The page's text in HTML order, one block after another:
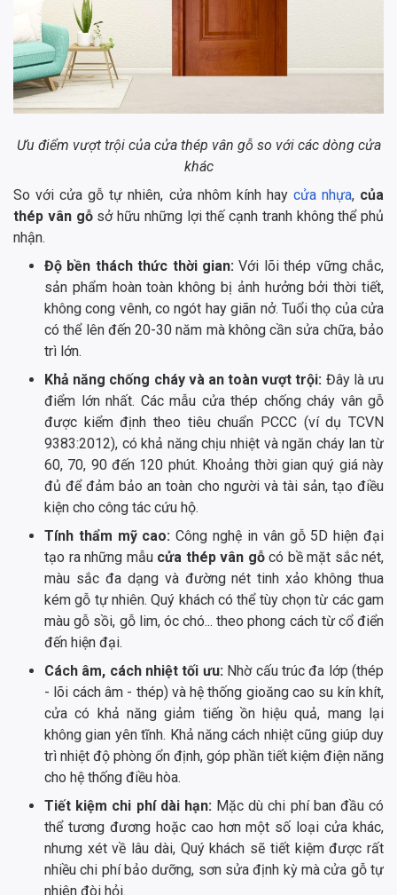
Ưu điểm vượt trội của cửa thép vân gỗ so với các dòng cửa
khác
So với cửa gỗ tự nhiên, cửa nhôm kính hay cửa nhựa, của
thép vân gỗsở hữu những lợi thế cạnh tranh không thể phủ
nhận.
Độ bền thách thức thời gian:Với lõi thép vững chắc,
sản phẩm hoàn toàn không bị ảnh hưởng bởi thời tiết,
không cong vênh, co ngót hay giãn nở. Tuổi thọ của cửa
có thể lên đến 20-30 năm mà không cần sửa chữa, bảo
trì lớn.
Khả năng chống cháy và an toàn vượt trội: Đây là ưu
điểm lớn nhất. Các mẫu cửa thép chống cháy vân gỗ
được kiểm định theo tiêu chuẩn PCCC (ví dụ TCVN
9383:2012), có khả năng chịu nhiệt và ngăn cháy lan từ
60, 70, 90 đến 120 phút. Khoảng thời gian quý giá này
đủ để đảm bảo an toàn cho người và tài sản, tạo điều
kiện cho công tác cứu hộ.
Tính thẩm mỹ cao: Công nghệ in vân gỗ 5D hiện đại
tạo ra những mẫucửa thép vân gỗ có bề mặt sắc nét,
màu sắc đa dạng và đường nét tinh xảo không thua
kém gỗ tự nhiên. Quý khách có thể tùy chọn từ các gam
màu gỗ sồi, gỗ lim, óc chó... theo phong cách từ cổ điển
đến hiện đại.
Cách âm, cách nhiệt tối ưu:Nhờ cấu trúc đa lớp (thép
- lõi cách âm - thép) và hệ thống gioăng cao su kín khít,
cửa có khả năng giảm tiếng ồn hiệu quả, mang lại
không gian yên tĩnh. Khả năng cách nhiệt cũng giúp duy
trì nhiệt độ phòng ổn định, góp phần tiết kiệm điện năng
cho hệ thống điều hòa.
Tiết kiệm chi phí dài hạn:Mặc dù chi phí ban đầu có
thể tương đương hoặc cao hơn một số loại cửa khác,
nhưng xét về lâu dài, Quý khách sẽ tiết kiệm được rất
nhiều chi phí bảo dưỡng, sơn sửa định kỳ mà cửa gỗ tự
nhiên đòi hỏi.